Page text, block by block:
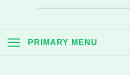
untuk:
PRIMARY MENU